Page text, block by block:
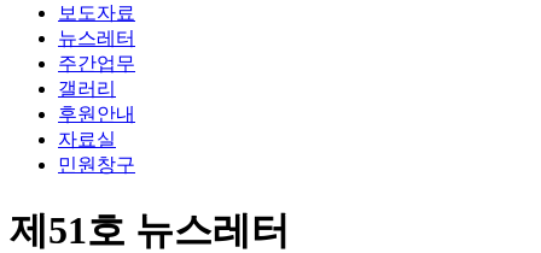
보도자료
뉴스레터
주간업무
갤러리
후원안내
자료실
민원창구
제51호 뉴스레터